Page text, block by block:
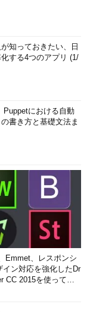
知っておきたい、日
する4つのアプリ (1/
Puppetにおける自動
書き方と基礎文法ま
Emmet、レスポンシ
イン対応を強化したDr
CC 2015を使って